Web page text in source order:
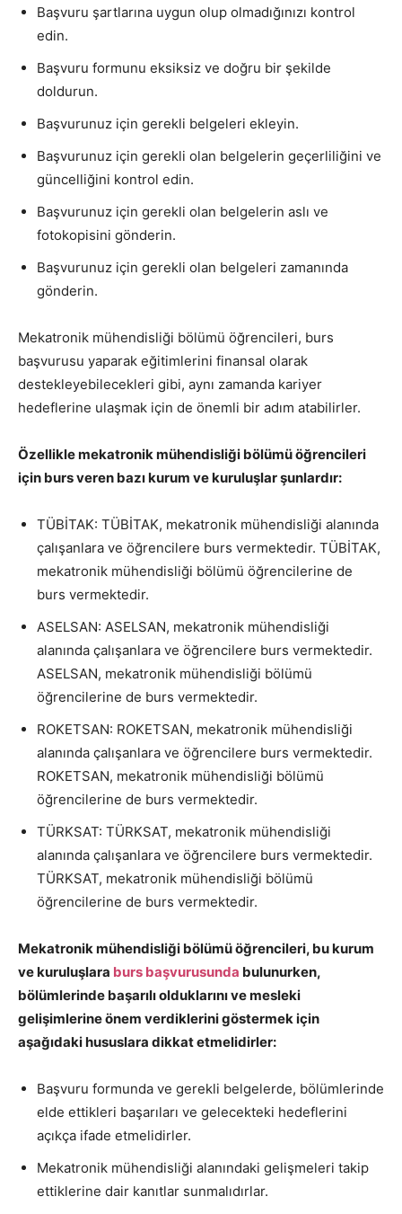
Başvuru şartlarına uygun olup olmadığınızı kontrol
edin.
Başvuru formunu eksiksiz ve doğru bir şekilde
doldurun.
Başvurunuz için gerekli belgeleri ekleyin.
Başvurunuz için gerekli olan belgelerin geçerliliğini ve
güncelliğini kontrol edin.
Başvurunuz için gerekli olan belgelerin aslı ve
fotokopisini gönderin.
Başvurunuz için gerekli olan belgeleri zamanında
gönderin.
Mekatronik mühendisliği bölümü öğrencileri, burs
başvurusu yaparak eğitimlerini finansal olarak
destekleyebilecekleri gibi, aynı zamanda kariyer
hedeflerine ulaşmak için de önemli bir adım atabilirler.
Özellikle mekatronik mühendisliği bölümü öğrencileri
için burs veren bazı kurum ve kuruluşlar şunlardır:
TÜBİTAK: TÜBİTAK, mekatronik mühendisliği alanında
çalışanlara ve öğrencilere burs vermektedir. TÜBİTAK,
mekatronik mühendisliği bölümü öğrencilerine de
burs vermektedir.
ASELSAN: ASELSAN, mekatronik mühendisliği
alanında çalışanlara ve öğrencilere burs vermektedir.
ASELSAN, mekatronik mühendisliği bölümü
öğrencilerine de burs vermektedir.
ROKETSAN: ROKETSAN, mekatronik mühendisliği
alanında çalışanlara ve öğrencilere burs vermektedir.
ROKETSAN, mekatronik mühendisliği bölümü
öğrencilerine de burs vermektedir.
TÜRKSAT: TÜRKSAT, mekatronik mühendisliği
alanında çalışanlara ve öğrencilere burs vermektedir.
TÜRKSAT, mekatronik mühendisliği bölümü
öğrencilerine de burs vermektedir.
Mekatronik mühendisliği bölümü öğrencileri, bu kurum
ve kuruluşlara burs başvurusunda bulunurken,
bölümlerinde başarılı olduklarını ve mesleki
gelişimlerine önem verdiklerini göstermek için
aşağıdaki hususlara dikkat etmelidirler:
Başvuru formunda ve gerekli belgelerde, bölümlerinde
elde ettikleri başarıları ve gelecekteki hedeflerini
açıkça ifade etmelidirler.
Mekatronik mühendisliği alanındaki gelişmeleri takip
ettiklerine dair kanıtlar sunmalıdırlar.